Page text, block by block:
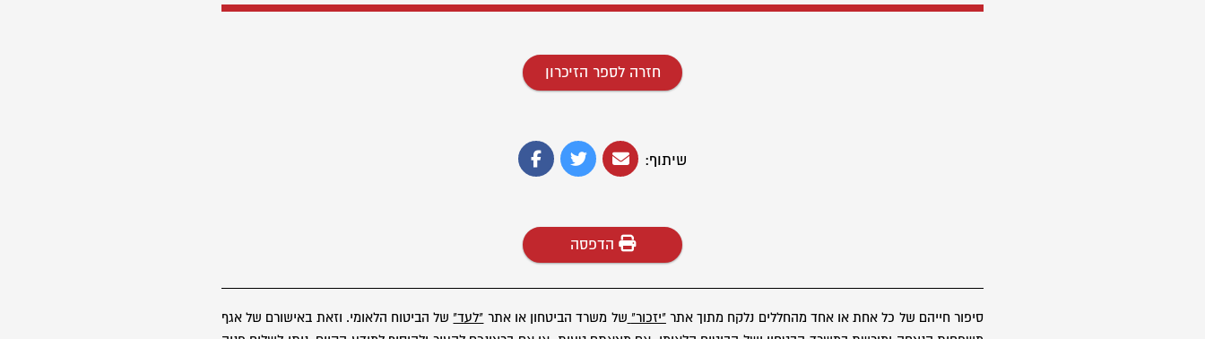
חזרה לספר הזיכרון
שיתוף:
הדפסה
סיפור חייהם של כל אחת או אחד מהחללים נלקח מתוך אתר"יזכור" של משרד הביטחון או אתר "לעד"של הביטוח הלאומי. וזאת באישורם של אגף